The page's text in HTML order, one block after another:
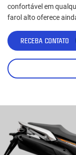
confortável em
farol alto oferece
RECEBA CONTATO